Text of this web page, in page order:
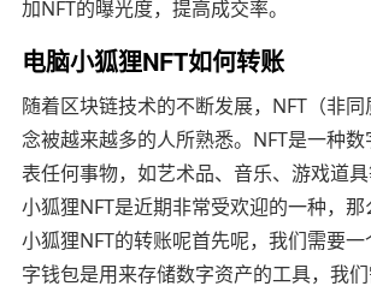
加NFT的曝光度，提高成交率。
电脑小狐狸NFT如何转账
随着区块链技术的不断发展，NFT（非
念被越来越多的人所熟悉。NFT是一种
表任何事物，如艺术品、音乐、游戏道
小狐狸NFT是近期非常受欢迎的一种，
小狐狸NFT的转账呢首先呢，我们需要
字钱包是用来存储数字资产的工具，我